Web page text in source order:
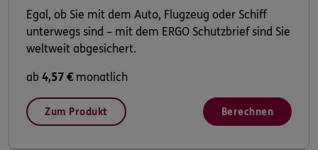
Egal, ob Sie mit dem Auto, Flugzeug oder Schiff
unterwegs sind – mit dem ERGO Schutzbrief sind Sie
weltweit abgesichert.
ab 4,57 € monatlich
Zum Produkt Berechnen